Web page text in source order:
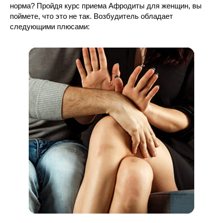
норма? Пройдя курс приема Афродиты для женщин, вы
поймете, что это не так. Возбудитель обладает
следующими плюсами: